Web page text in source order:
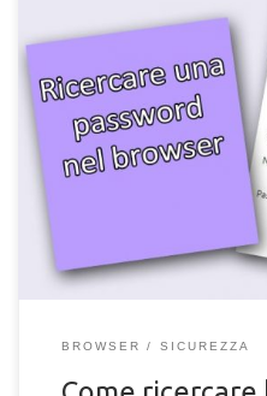
Come ricercare una password
recuperare una password e
(Chrome, Edge, Firefox, Brave)
BROWSER SICUREZZA